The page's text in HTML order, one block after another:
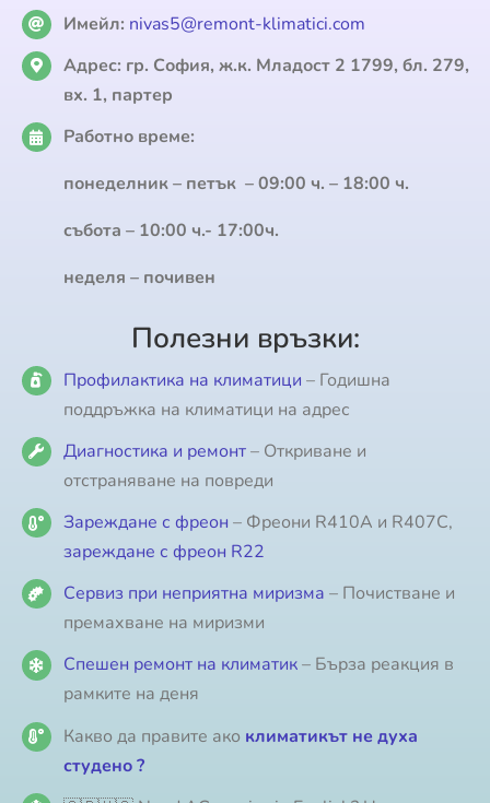
Имейл: nivas5@remont-klimatici.com
Адрес: гр. София, ж.к. Младост 2 1799, бл. 279,
вх. 1, партер
Работно време:
понеделник – петък – 09:00 ч. – 18:00 ч.
събота – 10:00 ч.- 17:00ч.
неделя – почивен
Полезни връзки:
Профилактика на климатици – Годишна
поддръжка на климатици на адрес
Диагностика и ремонт– Откриване и
отстраняване на повреди
Зареждане с фреон – Фреони R410A и R407C,
зареждане с фреон R22
Сервиз при неприятна миризма – Почистване и
премахване на миризми
Спешен ремонт на климатик– Бърза реакция в
рамките на деня
Какво да правите ако климатикът не духа
студено ?